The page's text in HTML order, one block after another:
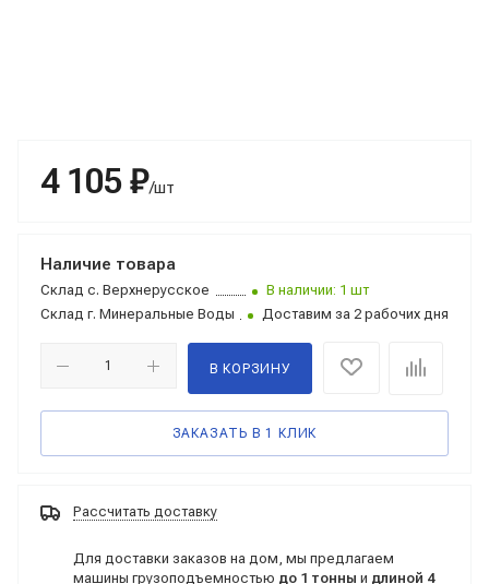
4 105 ₽/шт
Наличие товара
Склад с. Верхнерусское
В наличии: 1 шт
Склад г. Минеральные Воды Доставим за 2 рабочих дня
В КОРЗИНУ
ЗАКАЗАТЬ В 1 КЛИК
Рассчитать доставку
Для доставки заказов на дом, мы предлагаем
машины грузоподъемностью до 1 тонны и длиной 4